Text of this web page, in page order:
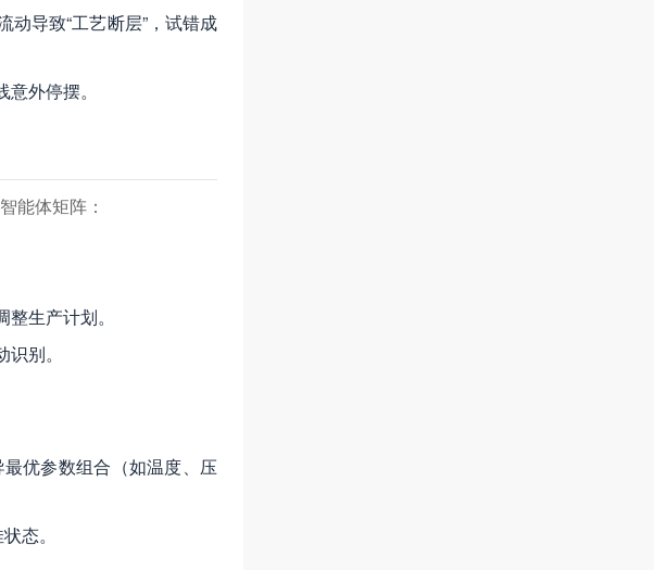
动导致“工艺断层”，试错成
外停摆。
能体矩阵：
生产计划。
别。
优参数组合（如温度、压
态。